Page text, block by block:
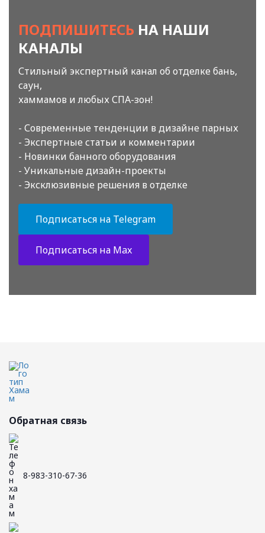
ПОДПИШИТЕСЬ НА НАШИ
КАНАЛЫ
Стильный экспертный канал об отделке бань,
саун,
хаммамов и любых СПА-зон!
- Современные тенденции в дизайне парных
- Экспертные статьи и комментарии
- Новинки банного оборудования
- Уникальные дизайн-проекты
- Эксклюзивные решения в отделке
Подписаться на Telegram
Подписаться на Max
Обратная связь
8-983-310-67-36